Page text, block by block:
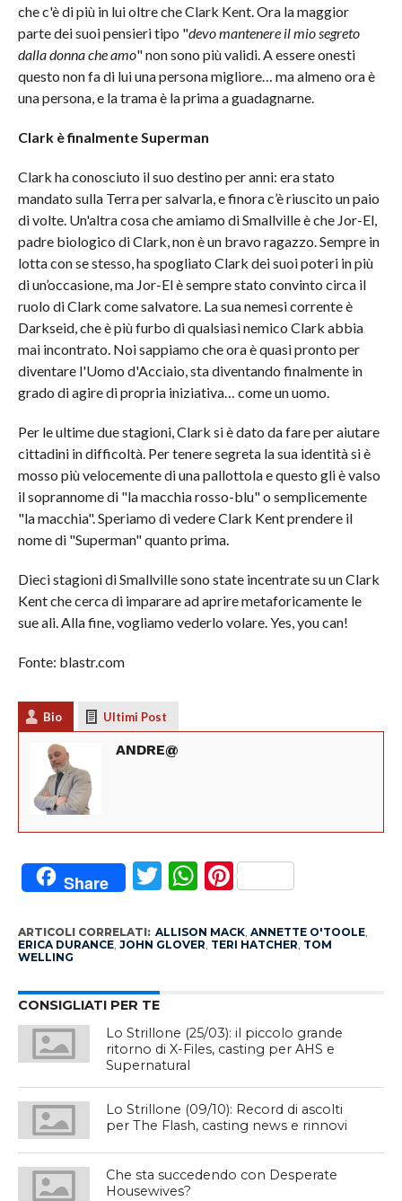
che c'è di più in lui oltre che Clark Kent. Ora la maggior
parte dei suoi pensieri tipo "devo mantenere il mio segreto
dalla donna che amo" non sono più validi. A essere onesti
questo non fa di lui una persona migliore… ma almeno ora è
una persona, e la trama è la prima a guadagnarne.
Clark è finalmente Superman
Clark ha conosciuto il suo destino per anni: era stato
mandato sulla Terra per salvarla, e finora c’è riuscito un paio
di volte. Un'altra cosa che amiamo di Smallville è che Jor-El,
padre biologico di Clark, non è un bravo ragazzo. Sempre in
lotta con se stesso, ha spogliato Clark dei suoi poteri in più
di un’occasione, ma Jor-El è sempre stato convinto circa il
ruolo di Clark come salvatore. La sua nemesi corrente è
Darkseid, che è più furbo di qualsiasi nemico Clark abbia
mai incontrato. Noi sappiamo che ora è quasi pronto per
diventare l'Uomo d'Acciaio, sta diventando finalmente in
grado di agire di propria iniziativa… come un uomo.
Per le ultime due stagioni, Clark si è dato da fare per aiutare
cittadini in difficoltà. Per tenere segreta la sua identità si è
mosso più velocemente di una pallottola e questo gli è valso
il soprannome di "la macchia rosso-blu" o semplicemente
"la macchia". Speriamo di vedere Clark Kent prendere il
nome di "Superman" quanto prima.
Dieci stagioni di Smallville sono state incentrate su un Clark
Kent che cerca di imparare ad aprire metaforicamente le
sue ali. Alla fine, vogliamo vederlo volare. Yes, you can!
Fonte: blastr.com
Bio Ultimi Post
ANDRE@
Share Twitter
WhatsApp
Pinterest
ARTICOLI CORRELATI: ALLISON MACK, ANNETTE O'TOOLE,
ERICA DURANCE, JOHN GLOVER, TERI HATCHER, TOM
WELLING
CONSIGLIATI PER TE
Lo Strillone (25/03): il piccolo grande
ritorno di X-Files, casting per AHS e
Supernatural
Lo Strillone (09/10): Record di ascolti
per The Flash, casting news e rinnovi
Che sta succedendo con Desperate
Housewives?